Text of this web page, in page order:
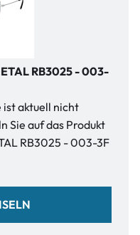
RB3025 - 003-
ist aktuell nicht
Sie auf das Produkt
RB3025 - 003-3F